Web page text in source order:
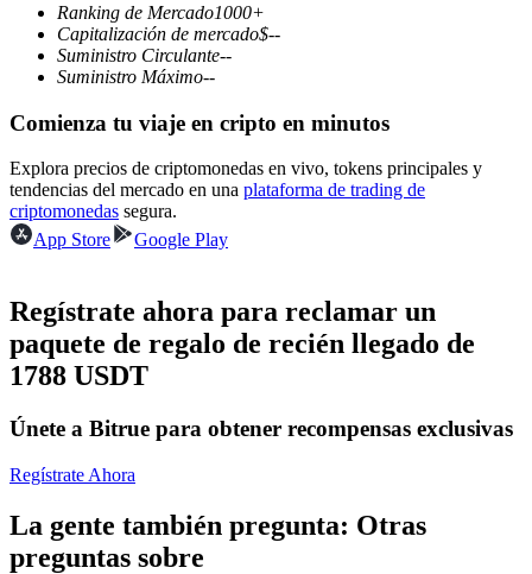
Futuros del USDC
Futuros que utilizan USDC como garantía
Copiar Trading
Únete a los mejores traders
Ranking de Mercado1000+
Capitalización de mercado$--
Suministro Circulante--
Suministro Máximo--
Comienza tu viaje en cripto en minutos
Explora precios de criptomonedas en vivo, tokens principales y
tendencias del mercado en una plataforma de trading de
criptomonedas segura.
App Store
Google Play
Regístrate ahora para reclamar un
paquete de regalo de recién llegado de
1788 USDT
Únete a Bitrue para obtener recompensas exclusivas
Regístrate Ahora
La gente también pregunta: Otras
preguntas sobre